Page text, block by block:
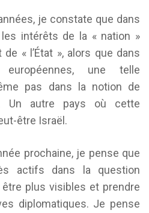
je constate que dans
les intérêts de la « nation »
de « l’État », alors que dans
européennes, une telle
pas dans la notion de
Un autre pays où cette
être Israël.
prochaine, je pense que
actifs dans la question
plus visibles et prendre
diplomatiques. Je pense